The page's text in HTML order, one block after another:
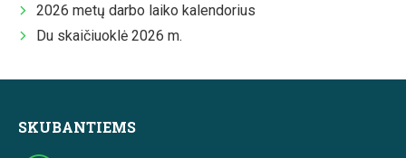
2026 metų darbo laiko kalendorius
Du skaičiuoklė 2026 m.
SKUBANTIEMS